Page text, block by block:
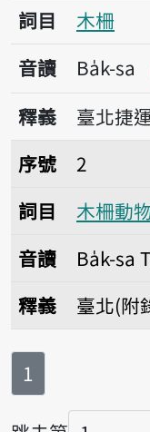
詞目
木柵
音讀
Ba̍k-sa
釋義
臺北捷
序號2木柵動物園
序號
2
詞目
木柵動
音讀
Ba̍k-sa
釋義
臺北(附
第
1